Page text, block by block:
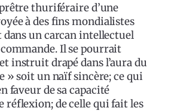
thuriféraire d’une
à des fins mondialistes
dans un carcan intellectuel
Il se pourrait
instruit drapé dans l’aura du
» soit un naïf sincère; ce qui
faveur de sa capacité
réflexion; de celle qui fait les